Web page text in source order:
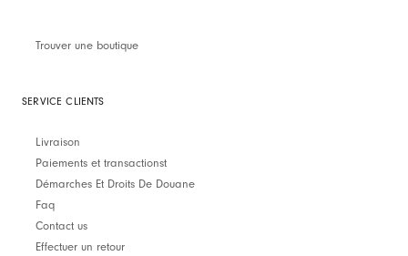
Trouver une boutique
SERVICE CLIENTS
Livraison
Paiements et transactionst
Démarches Et Droits De Douane
Faq
Contact us
Effectuer un retour